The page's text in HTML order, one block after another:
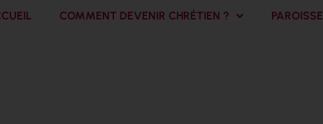
COMMENT DEVENIR CHRÉTIEN ? PAROISSE